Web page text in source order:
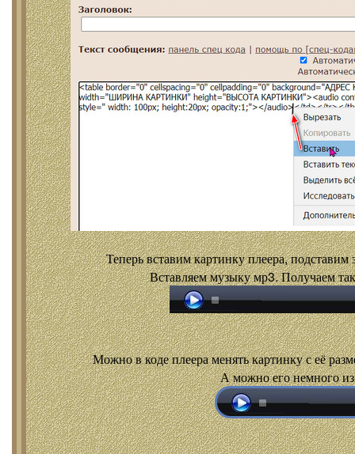
Теперь вставим картинку плеера, подставим
Вставляем музыку мр3. Получаем
Можно в коде плеера менять картинку с её
А можно его немного